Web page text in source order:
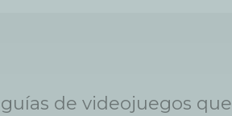
de videojuegos que